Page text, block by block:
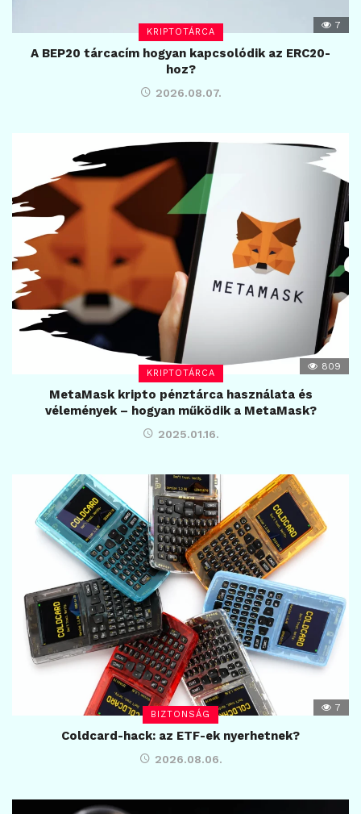
KRIPTOTÁRCA
7
A BEP20 tárcacím hogyan kapcsolódik az ERC20-
hoz?
2026.08.07.
KRIPTOTÁRCA
809
MetaMask kripto pénztárca használata és
vélemények – hogyan működik a MetaMask?
2025.01.16.
BIZTONSÁG
7
Coldcard-hack: az ETF-ek nyerhetnek?
2026.08.06.